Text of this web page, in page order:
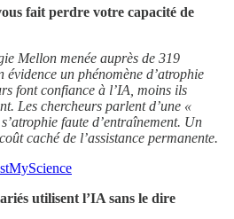
fait perdre votre capacité de
Mellon menée auprès de 319
un phénomène d’atrophie
font confiance à l’IA, moins ils
Les chercheurs parlent d’une «
faute d’entraînement. Un
caché de l’assistance permanente.
utilisent l’IA sans le dire